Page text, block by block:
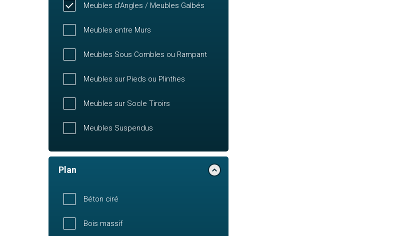
Meubles d'Angles / Meubles Galbés
Meubles entre Murs
Meubles Sous Combles ou Rampant
Meubles sur Pieds ou Plinthes
Meubles sur Socle Tiroirs
Meubles Suspendus
Plan
Béton ciré
Bois massif